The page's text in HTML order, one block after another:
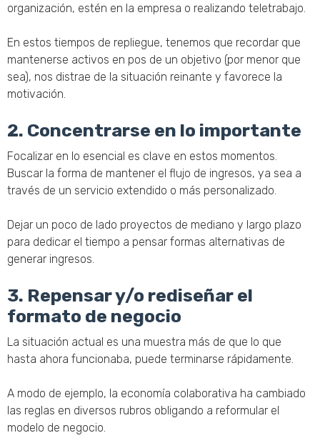
organización, estén en la empresa o realizando teletrabajo.
En estos tiempos de repliegue, tenemos que recordar que
mantenerse activos en pos de un objetivo (por menor que
sea), nos distrae de la situación reinante y favorece la
motivación.
2. Concentrarse en lo importante
Focalizar en lo esencial es clave en estos momentos.
Buscar la forma de mantener el flujo de ingresos, ya sea a
través de un servicio extendido o más personalizado.
Dejar un poco de lado proyectos de mediano y largo plazo
para dedicar el tiempo a pensar formas alternativas de
generar ingresos.
3. Repensar y/o rediseñar el
formato de negocio
La situación actual es una muestra más de que lo que
hasta ahora funcionaba, puede terminarse rápidamente.
A modo de ejemplo, la economía colaborativa ha cambiado
las reglas en diversos rubros obligando a reformular el
modelo de negocio.